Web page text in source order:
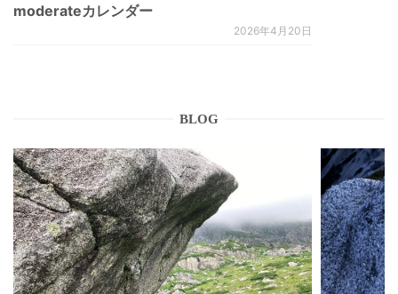
moderateカレンダー
2026年4月20日
BLOG